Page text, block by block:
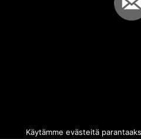
Käytämme evästeitä